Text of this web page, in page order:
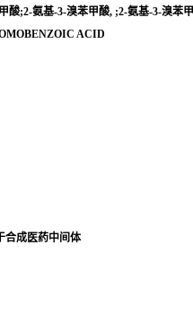
酸;2-氨基-3-溴苯甲酸, ;2-氨基-3-溴
ACID
合成医药中间体